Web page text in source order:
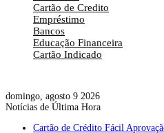
Cartão de Credito
Empréstimo
Bancos
Educação Financeira
Cartão Indicado
domingo, agosto 9 2026
Notícias de Última Hora
Cartão de Crédito Fácil